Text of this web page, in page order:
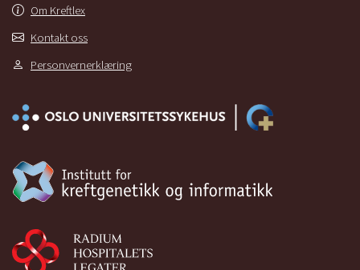
Om Kreftlex
Kontakt oss
Personvernerklæring